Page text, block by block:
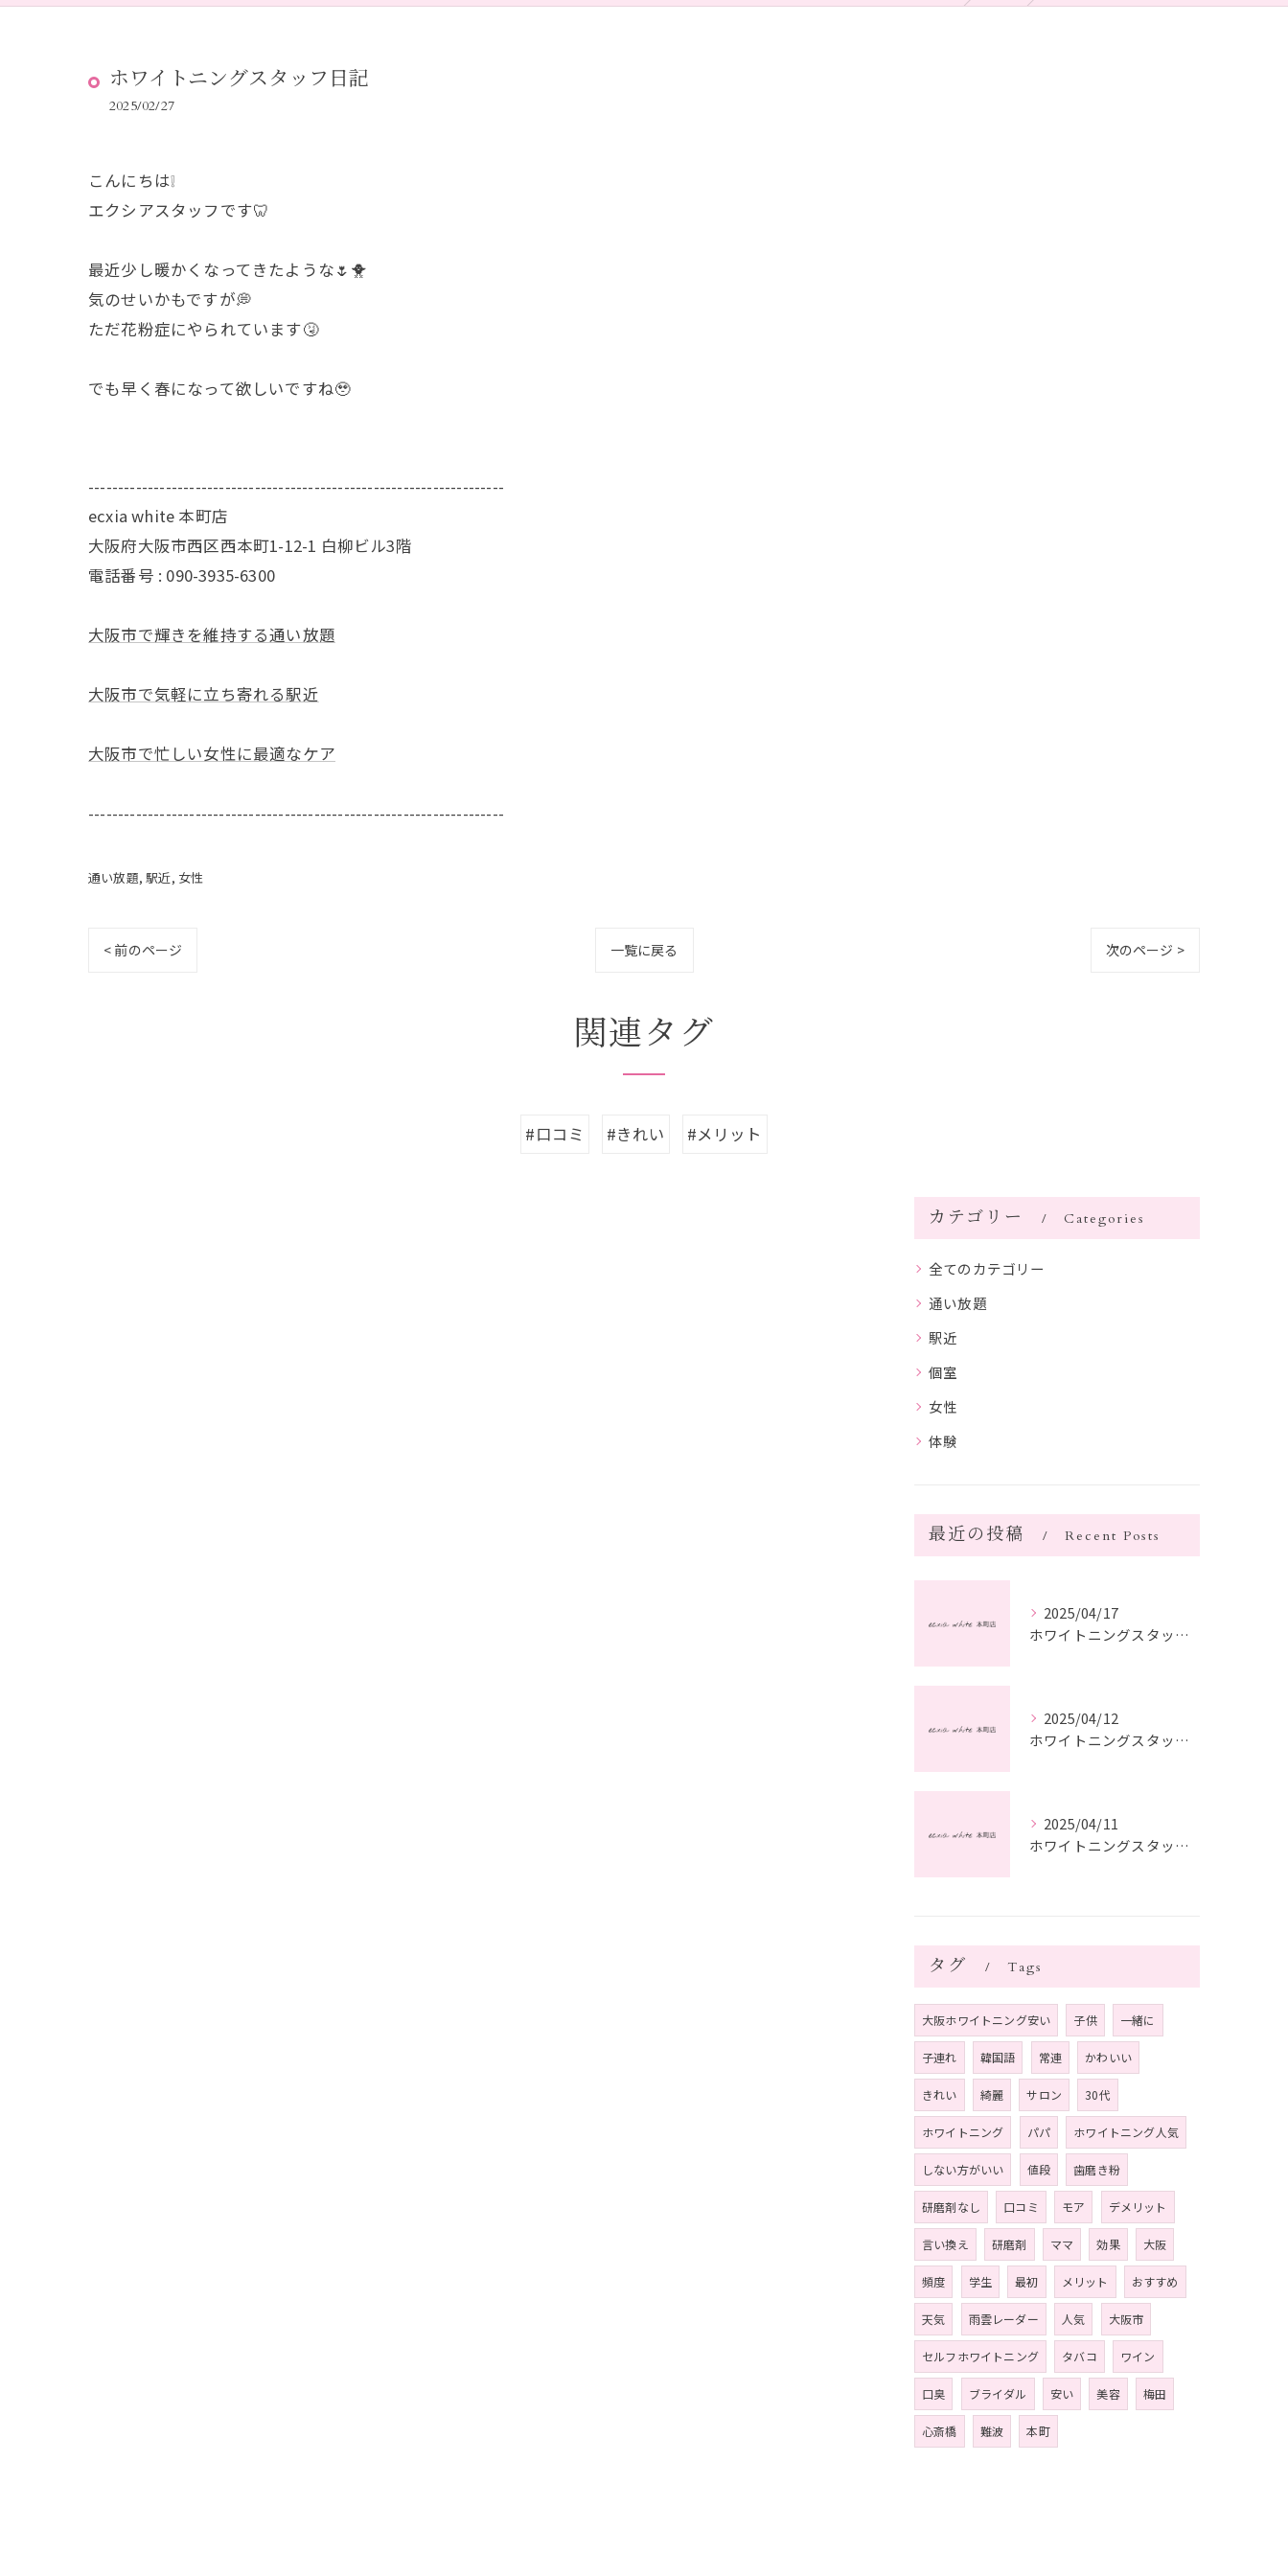
ホワイトニングスタッフ日記
2025/02/27
こんにちは❕
エクシアスタッフです🦷
最近少し暖かくなってきたような🌷🐥
気のせいかもですが💭
ただ花粉症にやられています🤧
でも早く春になって欲しいですね🥹
----------------------------------------------------------------------
ecxia white 本町店
大阪府大阪市西区西本町1-12-1 白柳ビル3階
電話番号 : 090-3935-6300
大阪市で輝きを維持する通い放題
大阪市で気軽に立ち寄れる駅近
大阪市で忙しい女性に最適なケア
----------------------------------------------------------------------
通い放題 駅近 女性
< 前のページ 一覧に戻る 次のページ >
関連タグ
#口コミ #きれい #メリット
カテゴリー Categories
全てのカテゴリー
通い放題
駅近
個室
女性
体験
最近の投稿 Recent Posts
2025/04/17
ホワイトニングスタッフ日記
2025/04/12
ホワイトニングスタッフ日記
2025/04/11
ホワイトニングスタッフ日記
タグ Tags
大阪ホワイトニング安い 子供 一緒に
子連れ 韓国語 常連 かわいい
きれい 綺麗 サロン 30代
ホワイトニング パパ ホワイトニング人気
しない方がいい 値段 歯磨き粉
研磨剤なし 口コミ モア デメリット
言い換え 研磨剤 ママ 効果 大阪
頻度 学生 最初 メリット おすすめ
天気 雨雲レーダー 人気 大阪市
セルフホワイトニング タバコ ワイン
口臭 ブライダル 安い 美容 梅田
心斎橋 難波 本町